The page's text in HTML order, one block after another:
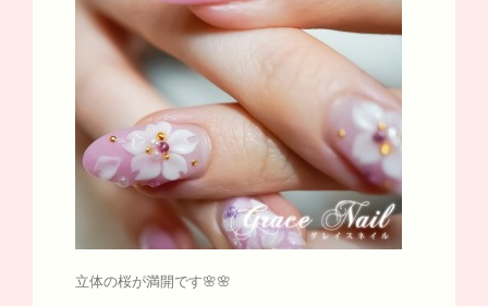
立体の桜が満開です🌸🌸